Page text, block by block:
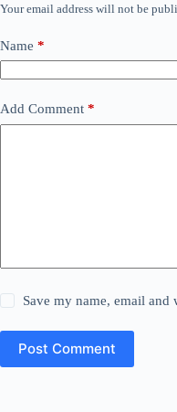
Your email address will not be
Name *
Add Comment *
Save my name, email
Post Comment